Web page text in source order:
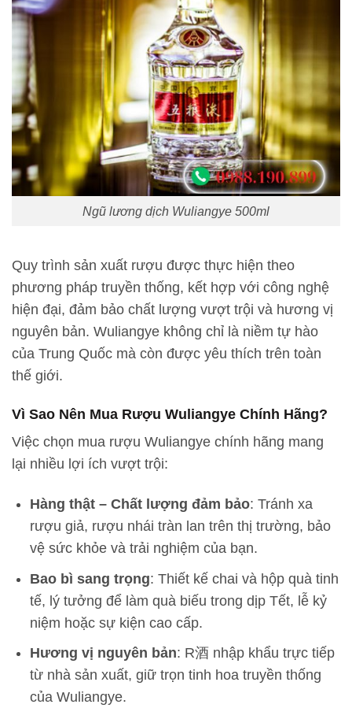
Ngũ lương dịch Wuliangye 500ml
Quy trình sản xuất rượu được thực hiện theo
phương pháp truyền thống, kết hợp với công nghệ
hiện đại, đảm bảo chất lượng vượt trội và hương vị
nguyên bản. Wuliangye không chỉ là niềm tự hào
của Trung Quốc mà còn được yêu thích trên toàn
thế giới.
Vì Sao Nên Mua Rượu Wuliangye Chính Hãng?
Việc chọn mua rượu Wuliangye chính hãng mang
lại nhiều lợi ích vượt trội:
Hàng thật – Chất lượng đảm bảo: Tránh xa
rượu giả, rượu nhái tràn lan trên thị trường, bảo
vệ sức khỏe và trải nghiệm của bạn.
Bao bì sang trọng: Thiết kế chai và hộp quà tinh
tế, lý tưởng để làm quà biếu trong dịp Tết, lễ kỷ
niệm hoặc sự kiện cao cấp.
Hương vị nguyên bản: R酒 nhập khẩu trực tiếp
từ nhà sản xuất, giữ trọn tinh hoa truyền thống
của Wuliangye.